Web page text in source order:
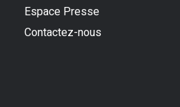
Espace Presse
Contactez-nous